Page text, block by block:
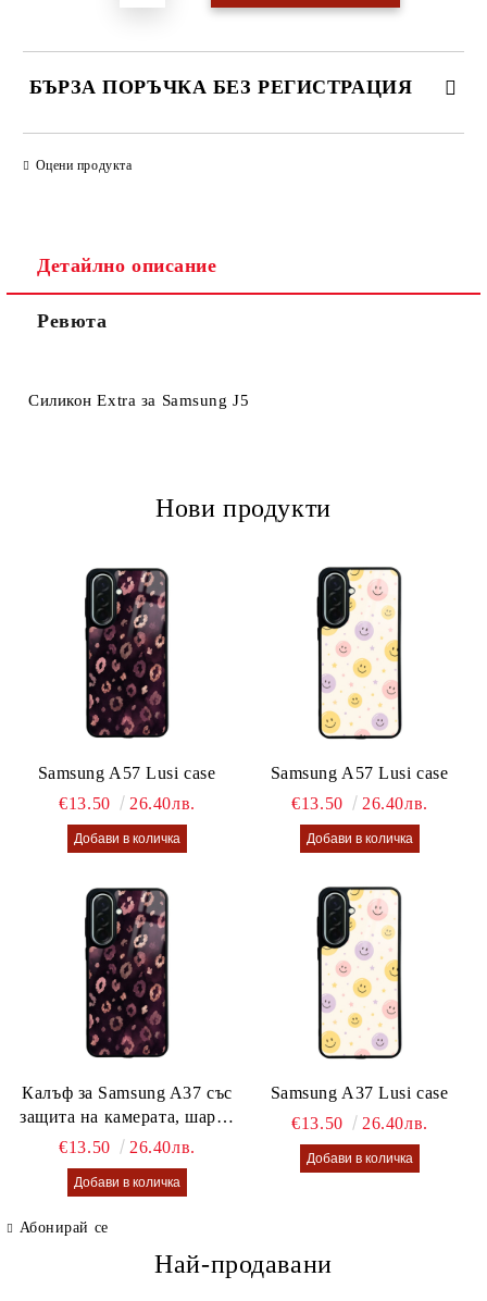
БЪРЗА ПОРЪЧКА БЕЗ РЕГИСТРАЦИЯ
Оцени продукта
Детайлно описание
Ревюта
Силикон Extra за Samsung J5
Нови продукти
Samsung A57 Lusi case
€13.50
26.40лв.
Samsung A57 Lusi case
€13.50
26.40лв.
Калъф за Samsung A37 със
защита на камерата, шарен
калъф Lusi case
€13.50 26.40лв.
Samsung A37 Lusi case
€13.50
26.40лв.
Абонирай се
Най-продавани